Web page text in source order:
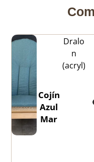
Cojín
Azul
Mar
Dralo
n
(acryl)